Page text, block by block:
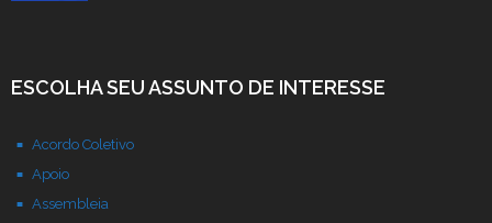
ESCOLHA SEU ASSUNTO DE INTERESSE
Acordo Coletivo
Apoio
Assembleia